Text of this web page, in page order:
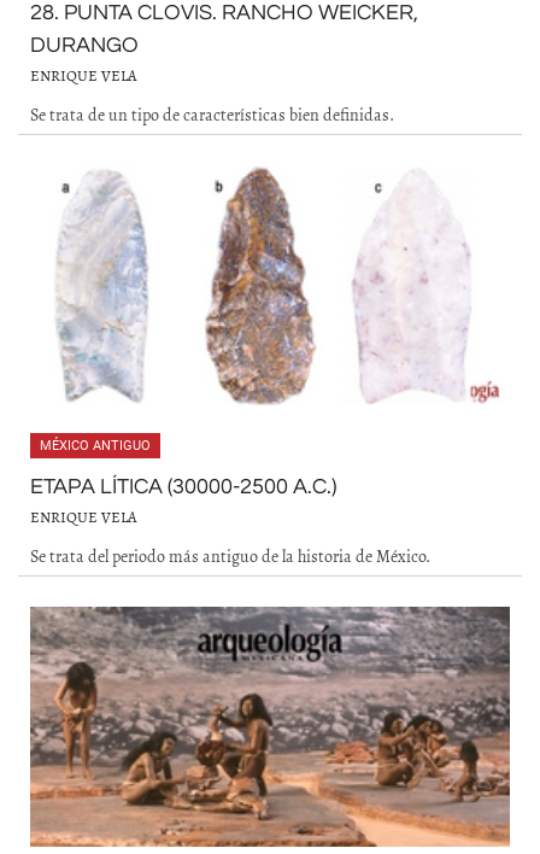
28. PUNTA CLOVIS. RANCHO WEICKER,
DURANGO
ENRIQUE VELA
Se trata de un tipo de características bien definidas.
MÉXICO ANTIGUO
ETAPA LÍTICA (30000-2500 A.C.)
ENRIQUE VELA
Se trata del periodo más antiguo de la historia de México.